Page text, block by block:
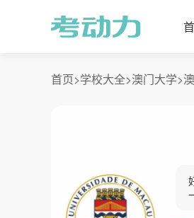
首页>学校大全>澳门大学>